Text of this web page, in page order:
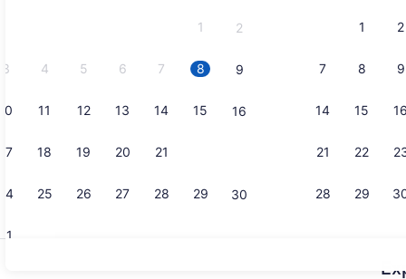
1 2
3 4 5 6 7 8 9
10 11 12 13 14 15 16
17 18 19 20 21
24 25 26 27 28 29 30
1 2
7 8 9
14 15 16
21 22
28 29